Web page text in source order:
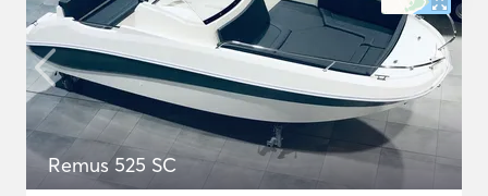
Remus 525 SC